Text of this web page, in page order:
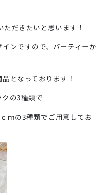
だきたいと思います！
ンですので、パーティーか
となっております！
クの3種類で
ｍの3種類でご用意してお